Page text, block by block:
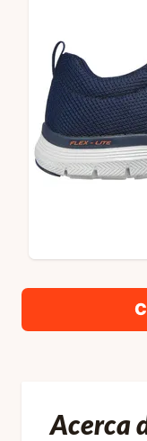
Acerca